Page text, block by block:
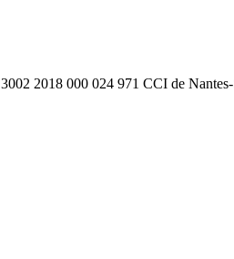
2018 000 024 971 CCI de